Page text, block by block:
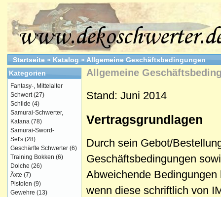
Startseite » Katalog » Allgemeine Geschäftsbedingungen
Allgemeine
Stand: Juni 2014
Vertragsgrundlagen
Durch sein Gebot/
Geschäftsbedingungen
Abweichende
wenn diese schriftlich von
Kategorien
Fantasy-, Mittelalter
Schwert(27)
Schilde (4)
Samurai-Schwerter,
Katana (78)
Samurai-Sword-
Set's (28)
Geschärfte Schwerter (6)
Training Bokken (6)
Dolche (26)
Äxte (7)
Pistolen (9)
Gewehre (13)